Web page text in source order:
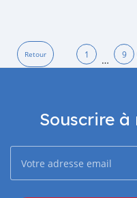
Retour 1 … 9
Souscrire